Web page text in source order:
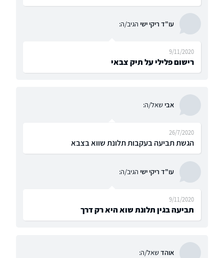
עו"ד ריקי ישי הגיב/ה:
רישום פלילי על תיק צבאי
9/11/2020
אבישאל/ה:
הגשת תביעה בעקבות תלונת שווא בצבא
26/7/2020
עו"ד ריקי ישי הגיב/ה:
תביעה בגין תלונת שוא היא רק דרך
9/11/2020
אוהדשאל/ה: